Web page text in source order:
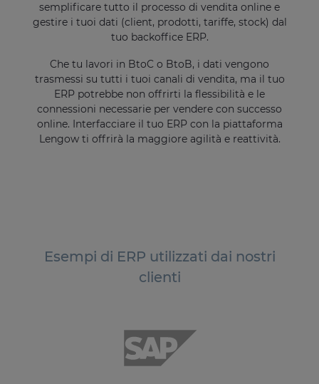
semplificare tutto il processo di vendita online e
gestire i tuoi dati (client, prodotti, tariffe, stock) dal
tuo backoffice ERP.
Che tu lavori in BtoC o BtoB, i dati vengono
trasmessi su tutti i tuoi canali di vendita, ma il tuo
ERP potrebbe non offrirti la flessibilità e le
connessioni necessarie per vendere con successo
online. Interfacciare il tuo ERP con la piattaforma
Lengow ti offrirà la maggiore agilità e reattività.
Esempi di ERP utilizzati dai nostri
clienti